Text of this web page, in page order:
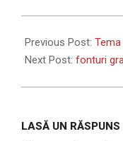
02-
28
Previous Post:
Next Post: fonturi
LASĂ UN RĂSPUNS